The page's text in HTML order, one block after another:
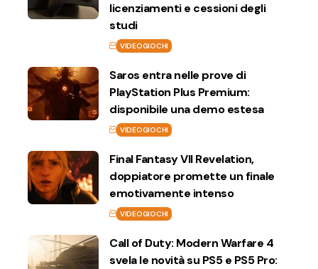
licenziamenti e cessioni degli
studi
VIDEOGIOCHI
Saros entra nelle prove di
PlayStation Plus Premium:
disponibile una demo estesa
VIDEOGIOCHI
Final Fantasy VII Revelation,
doppiatore promette un finale
emotivamente intenso
VIDEOGIOCHI
Call of Duty: Modern Warfare 4
svela le novità su PS5 e PS5 Pro: